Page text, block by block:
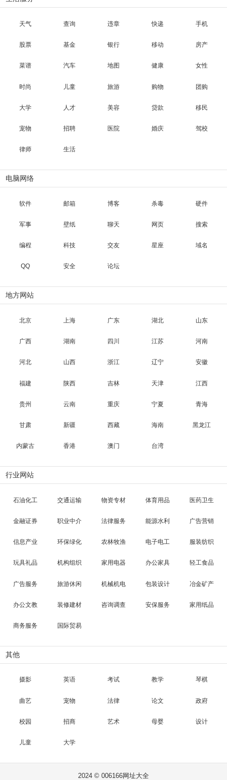
天气 查询 违章 快递 手机
股票 基金 银行 移动 房产
菜谱 汽车 地图 健康 女性
时尚 儿童 旅游 购物 团购
大学 人才 美容 贷款 移民
宠物 招聘 医院 婚庆 驾校
律师 生活
电脑网络
软件 邮箱 博客 杀毒 硬件
军事 壁纸 聊天 网页 搜索
编程 科技 交友 星座 域名
QQ 安全 论坛
地方网站
北京 上海 广东 湖北 山东
广西 湖南 四川 江苏 河南
河北 山西 浙江 辽宁 安徽
福建 陕西 吉林 天津 江西
贵州 云南 重庆 宁夏 青海
甘肃 新疆 西藏 海南 黑龙江
内蒙古 香港 澳门 台湾
行业网站
石油化工 交通运输 物资专材 体育用品 医药卫生
金融证券 职业中介 法律服务 能源水利 广告营销
信息产业 环保绿化 农林牧渔 电子电工 服装纺织
玩具礼品 机构组织 家用电器 办公家具 轻工食品
广告服务 旅游休闲 机械机电 包装设计 冶金矿产
办公文教 装修建材 咨询调查 安保服务 家用纸品
商务服务 国际贸易
其他
摄影 英语 考试 教学 琴棋
曲艺 宠物 法律 论文 政府
校园 招商 艺术 母婴 设计
儿童 大学
2024 © 006166网址大全